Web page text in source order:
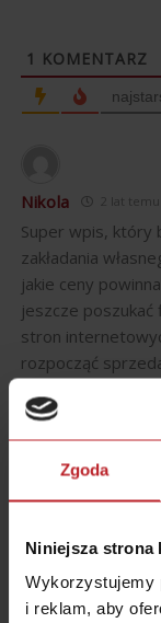
Zgoda
Niniejsza strona
Wykorzystujemy
i reklam, aby
1 KOMENTARZ
Nikola 2 lat temu
Super wpis, który
zakładania
jakie ceny
jeszcze
stron
rozpocząć
0